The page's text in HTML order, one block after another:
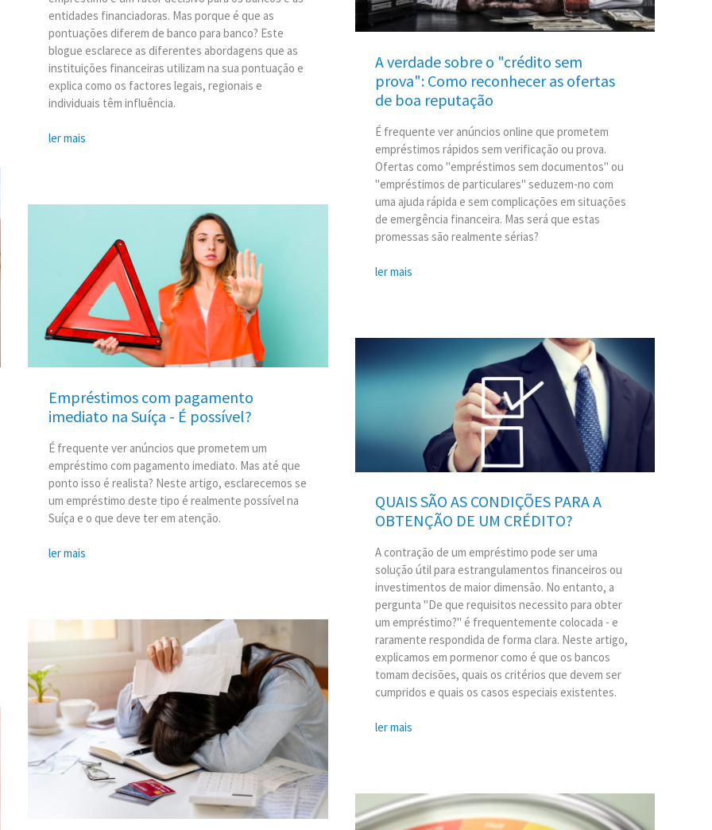
entidades financiadoras. Mas porque é que as
pontuações diferem de banco para banco? Este
blogue esclarece as diferentes abordagens que as
instituições financeiras utilizam na sua pontuação e
explica como os factores legais, regionais e
individuais têm influência.
ler mais
A verdade sobre o "crédito sem
prova": Como reconhecer as ofertas
de boa reputação
É frequente ver anúncios online que prometem
empréstimos rápidos sem verificação ou prova.
Ofertas como "empréstimos sem documentos" ou
"empréstimos de particulares" seduzem-no com
uma ajuda rápida e sem complicações em situações
de emergência financeira. Mas será que estas
promessas são realmente sérias?
as
ofertas
boa
reputação
ler mais
Empréstimos com pagamento
imediato na Suíça - É possível?
É frequente ver anúncios que prometem um
empréstimo com pagamento imediato. Mas até que
ponto isso é realista? Neste artigo, esclarecemos se
um empréstimo deste tipo é realmente possível na
Suíça e o que deve ter em atenção.
pagamento
imediato
Suíça
-
possível?
ler mais
QUAIS SÃO AS CONDIÇÕES PARA A
OBTENÇÃO DE UM CRÉDITO?
A contração de um empréstimo pode ser uma
solução útil para estrangulamentos financeiros ou
investimentos de maior dimensão. No entanto, a
pergunta "De que requisitos necessito para obter
um empréstimo?" é frequentemente colocada - e
raramente respondida de forma clara. Neste artigo,
explicamos em pormenor como é que os bancos
tomam decisões, quais os critérios que devem ser
cumpridos e quais os casos especiais existentes.
QUAIS
SÃO
PARA
OBTENÇÃO
UM
CRÉDITO?
ler mais
/
Reunir
os
cartões
de
crédito
Pontuação